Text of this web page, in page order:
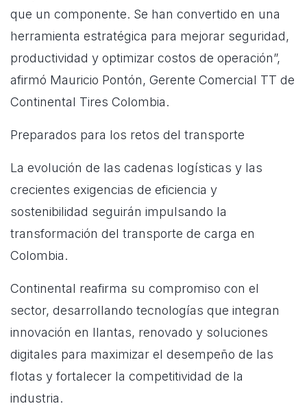
que un componente. Se han convertido en una
herramienta estratégica para mejorar seguridad,
productividad y optimizar costos de operación”,
afirmó Mauricio Pontón, Gerente Comercial TT de
Continental Tires Colombia.
Preparados para los retos del transporte
La evolución de las cadenas logísticas y las
crecientes exigencias de eficiencia y
sostenibilidad seguirán impulsando la
transformación del transporte de carga en
Colombia.
Continental reafirma su compromiso con el
sector, desarrollando tecnologías que integran
innovación en llantas, renovado y soluciones
digitales para maximizar el desempeño de las
flotas y fortalecer la competitividad de la
industria.